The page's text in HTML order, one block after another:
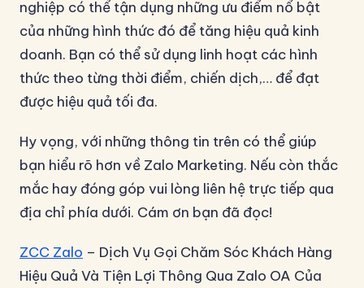
nghiệp có thể tận dụng những ưu điểm nổ bật
của những hình thức đó để tăng hiệu quả kinh
doanh. Bạn có thể sử dụng linh hoạt các hình
thức theo từng thời điểm, chiến dịch,… để đạt
được hiệu quả tối đa.
Hy vọng, với những thông tin trên có thể giúp
bạn hiểu rõ hơn về Zalo Marketing. Nếu còn thắc
mắc hay đóng góp vui lòng liên hệ trực tiếp qua
địa chỉ phía dưới. Cám ơn bạn đã đọc!
ZCC Zalo – Dịch Vụ Gọi Chăm Sóc Khách Hàng
Hiệu Quả Và Tiện Lợi Thông Qua Zalo OA Của